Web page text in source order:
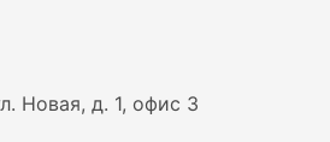
Новая, д. 1, офис 3